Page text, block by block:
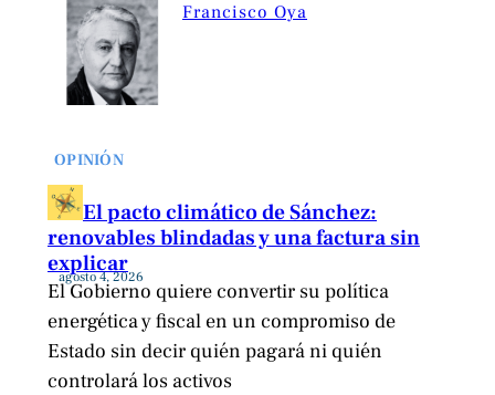
Francisco Oya
OPINIÓN
El pacto climático de Sánchez:
renovables blindadas y una factura sin
explicar
agosto 4, 2026
El Gobierno quiere convertir su política
energética y fiscal en un compromiso de
Estado sin decir quién pagará ni quién
controlará los activos